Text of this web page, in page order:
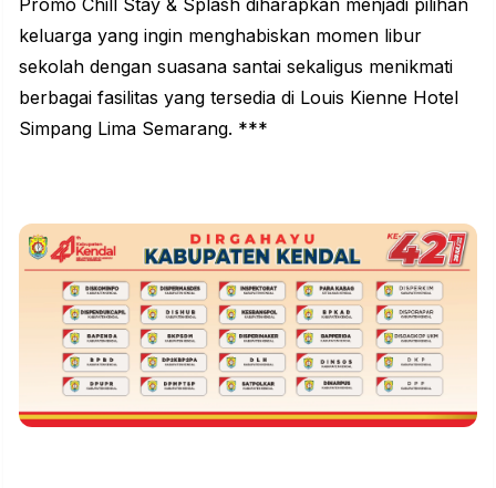
Promo Chill Stay & Splash diharapkan menjadi pilihan
keluarga yang ingin menghabiskan momen libur
sekolah dengan suasana santai sekaligus menikmati
berbagai fasilitas yang tersedia di Louis Kienne Hotel
Simpang Lima Semarang. ***